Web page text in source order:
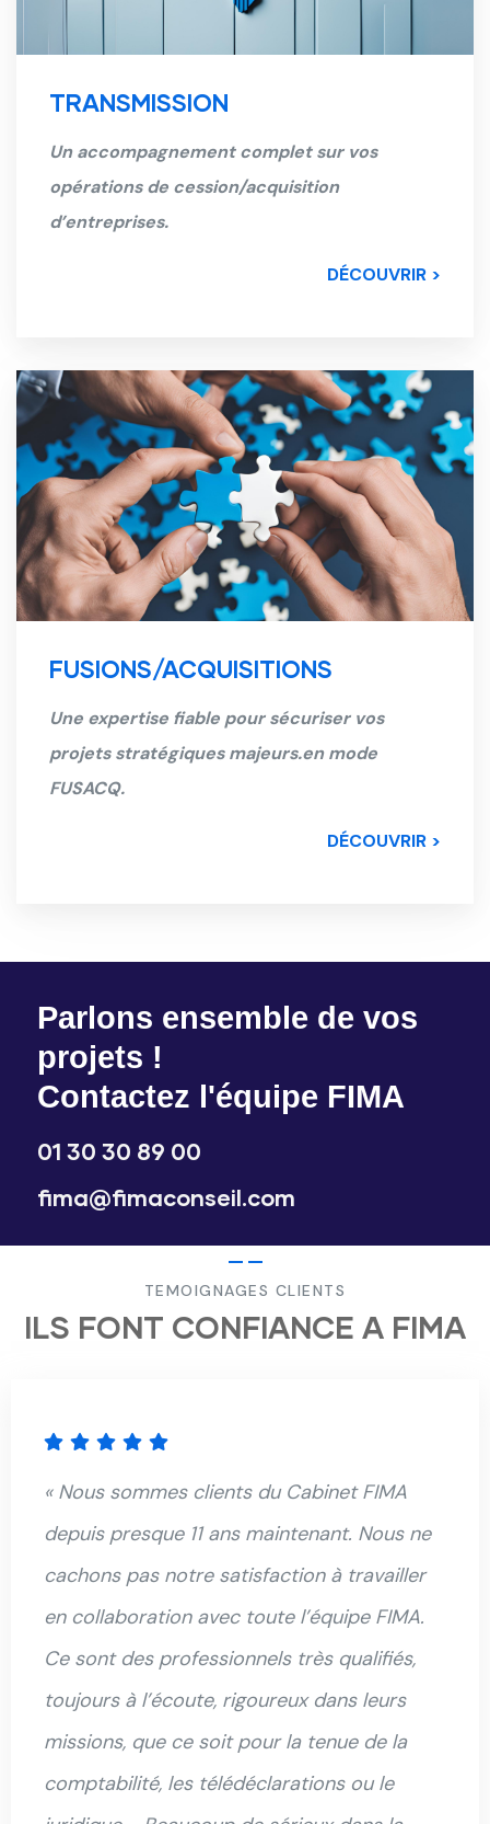
TRANSMISSION
Un accompagnement complet sur vos
opérations de cession/acquisition
d’entreprises.
DÉCOUVRIR >
FUSIONS/ACQUISITIONS
Une expertise fiable pour sécuriser vos
projets stratégiques majeurs.en mode
FUSACQ.
DÉCOUVRIR >
Parlons ensemble de vos
projets !
Contactez l'équipe FIMA
01 30 30 89 00
fima@fimaconseil.com
TEMOIGNAGES CLIENTS
ILS FONT CONFIANCE A FIMA
« Nous sommes clients du Cabinet FIMA
depuis presque 11 ans maintenant. Nous ne
cachons pas notre satisfaction à travailler
en collaboration avec toute l’équipe FIMA.
Ce sont des professionnels très qualifiés,
toujours à l’écoute, rigoureux dans leurs
missions, que ce soit pour la tenue de la
comptabilité, les télédéclarations ou le